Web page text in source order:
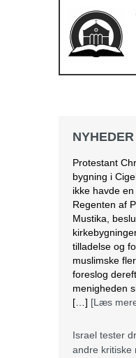
NYHEDER
Protestant
bygning i
tilladelse og
menigheden
[Læs
Israel tester
andre kritiske
I
medicin til
IDF i felten.